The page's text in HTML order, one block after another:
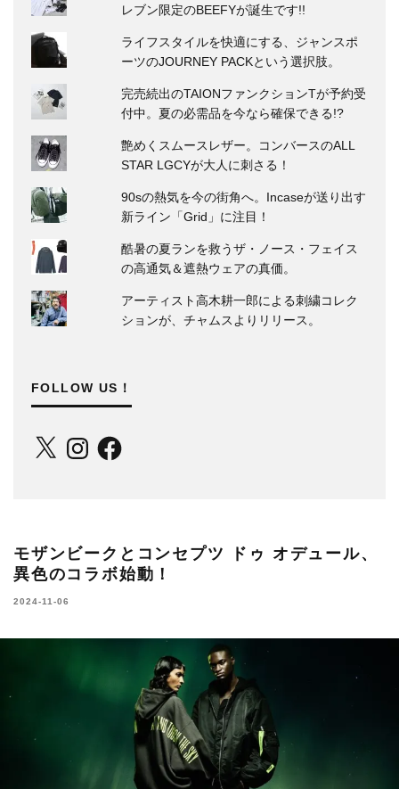
レブン限定のBEEFYが誕生です!!
ライフスタイルを快適にする、ジャンスポ
ーツのJOURNEY PACKという選択肢。
完売続出のTAIONファンクションTが予約受
付中。夏の必需品を今なら確保できる!?
艶めくスムースレザー。コンバースのALL
STAR LGCYが大人に刺さる！
90sの熱気を今の街角へ。Incaseが送り出す
新ライン「Grid」に注目！
酷暑の夏ランを救うザ・ノース・フェイス
の高通気＆遮熱ウェアの真価。
アーティスト高木耕一郎による刺繍コレク
ションが、チャムスよりリリース。
FOLLOW US！
X InstagramFacebook
モザンビークとコンセプツ ドゥ オデュール、
異色のコラボ始動！
2024-11-06